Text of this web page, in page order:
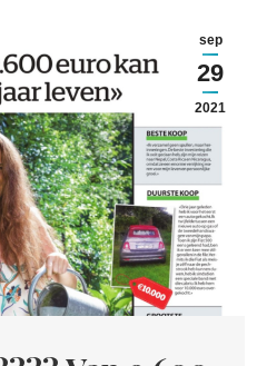
sep
29
2021